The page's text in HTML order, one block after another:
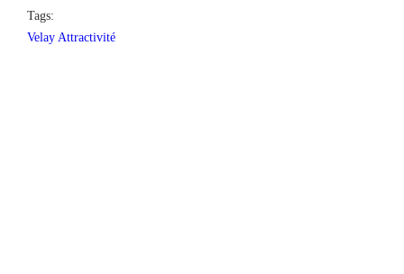
Tags:
Velay Attractivité